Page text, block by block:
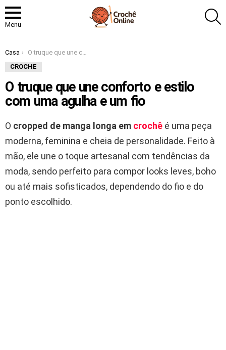
Menu
Você está aqui:
Casa
O truque que une conforto e estilo com uma agulha e um fio
CROCHE
O truque que une conforto e estilo
com uma agulha e um fio
O cropped de manga longa em crochê é uma peça
moderna, feminina e cheia de personalidade. Feito à
mão, ele une o toque artesanal com tendências da
moda, sendo perfeito para compor looks leves, boho
ou até mais sofisticados, dependendo do fio e do
ponto escolhido.